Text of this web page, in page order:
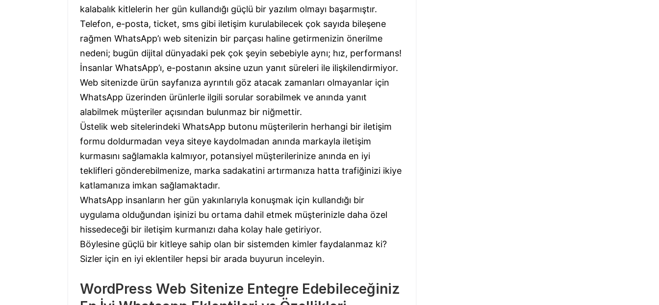
kalabalık kitlelerin her gün kullandığı güçlü bir yazılım olmayı başarmıştır.
Telefon, e-posta, ticket, sms gibi iletişim kurulabilecek çok sayıda bileşene
rağmen WhatsApp’ı web sitenizin bir parçası haline getirmenizin önerilme
nedeni; bugün dijital dünyadaki pek çok şeyin sebebiyle aynı; hız, performans!
İnsanlar WhatsApp’ı, e-postanın aksine uzun yanıt süreleri ile ilişkilendirmiyor.
Web sitenizde ürün sayfanıza ayrıntılı göz atacak zamanları olmayanlar için
WhatsApp üzerinden ürünlerle ilgili sorular sorabilmek ve anında yanıt
alabilmek müşteriler açısından bulunmaz bir niğmettir.
Üstelik web sitelerindeki WhatsApp butonu müşterilerin herhangi bir iletişim
formu doldurmadan veya siteye kaydolmadan anında markayla iletişim
kurmasını sağlamakla kalmıyor, potansiyel müşterilerinize anında en iyi
teklifleri gönderebilmenize, marka sadakatini artırmanıza hatta trafiğinizi ikiye
katlamanıza imkan sağlamaktadır.
WhatsApp insanların her gün yakınlarıyla konuşmak için kullandığı bir
uygulama olduğundan işinizi bu ortama dahil etmek müşterinizle daha özel
hissedeceği bir iletişim kurmanızı daha kolay hale getiriyor.
Böylesine güçlü bir kitleye sahip olan bir sistemden kimler faydalanmaz ki?
Sizler için en iyi eklentiler hepsi bir arada buyurun inceleyin.
WordPress Web Sitenize Entegre Edebileceğiniz